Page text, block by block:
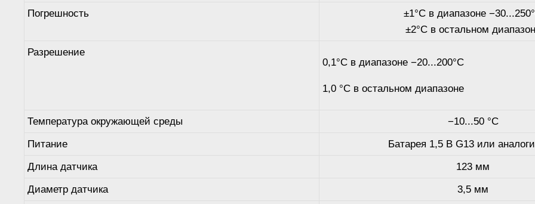
Погрешность
±1°C в диапазоне
±2°C в остальном
Разрешение
0,1°C в диапазоне −20...200°C
1,0 °C в остальном диапазоне
Температура окружающей среды
−10...50 °C
Питание
Батарея 1,5 В G13 или
Длина датчика
123 мм
Диаметр датчика
3,5 мм